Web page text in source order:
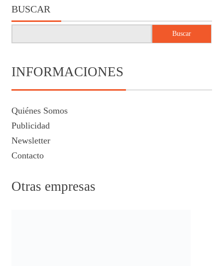
BUSCAR
Buscar
INFORMACIONES
Quiénes Somos
Publicidad
Newsletter
Contacto
Otras empresas